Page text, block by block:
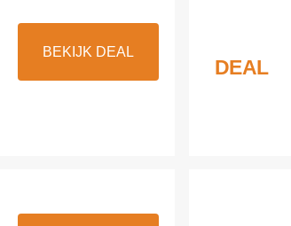
BEKIJK DEAL
DEAL